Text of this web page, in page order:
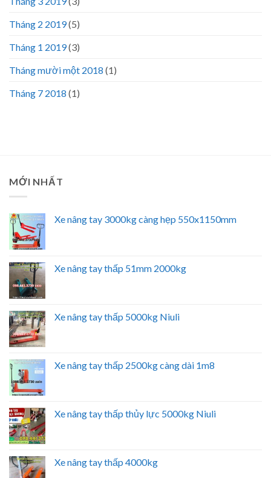
Tháng 2 2019(5)
Tháng 1 2019(3)
Tháng mười một 2018 (1)
Tháng 7 2018 (1)
MỚI NHẤT
Xe nâng tay 3000kg càng hẹp 550x1150mm
Xe nâng tay thấp 51mm 2000kg
Xe nâng tay thấp 5000kg Niuli
Xe nâng tay thấp 2500kg càng dài 1m8
Xe nâng tay thấp thủy lực 5000kg Niuli
Xe nâng tay thấp 4000kg